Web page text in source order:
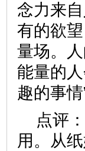
念力来
有的欲
量场。
能量的
趣的事
点评
用。从